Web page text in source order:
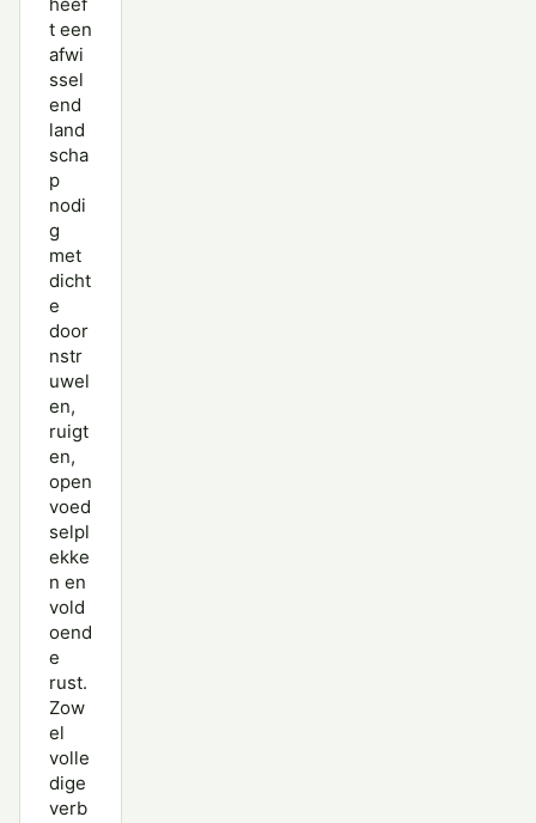
t een
afwi
ssel
end
land
scha
p
nodi
g
met
dicht
e
door
nstr
uwel
en,
ruigt
en,
open
voed
selpl
ekke
n en
vold
oend
e
rust.
Zow
el
volle
dige
verb